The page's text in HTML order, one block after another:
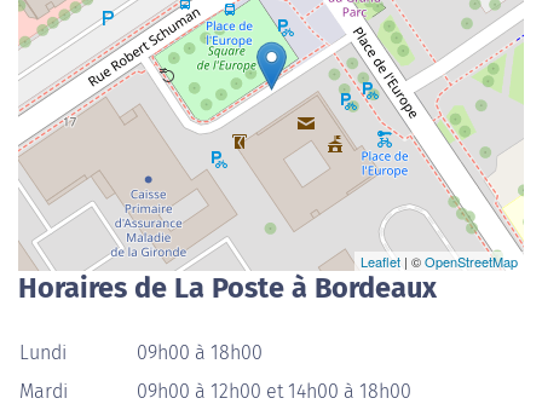
Leaflet | ©OpenStreetMap
Horaires de La Poste à Bordeaux
Lundi
09h00 à 18h00
Mardi
09h00 à 12h00 et 14h00 à 18h00